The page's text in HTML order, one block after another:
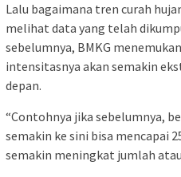
Lalu bagaimana tren curah
melihat data yang telah
sebelumnya, BMKG
intensitasnya akan semakin
depan.
“Contohnya jika sebelumnya,
semakin ke sini bisa mencapai
semakin meningkat jumlah